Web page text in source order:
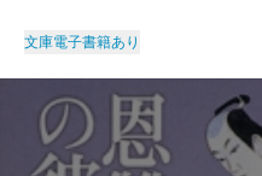
文庫電子書籍あり